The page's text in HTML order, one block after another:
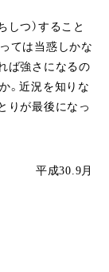
しつ）すること
ては当惑しかな
ば強さになるの
。近況を知りな
りが最後になっ
平成30.9月